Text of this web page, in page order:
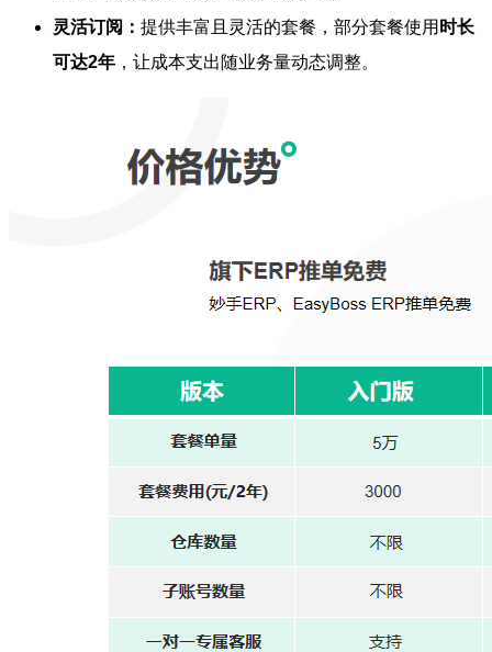
灵活订阅： 提供丰富且灵活的套餐，部分套餐使用 时长
可达2年 ，让成本支出随业务量动态调整。